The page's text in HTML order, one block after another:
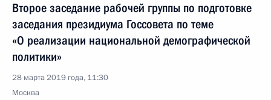
Второе заседание рабочей группы по подготовке
заседания президиума Госсовета по теме
«О реализации национальной демографической
политики»
28 марта 2019 года, 11:30
Москва